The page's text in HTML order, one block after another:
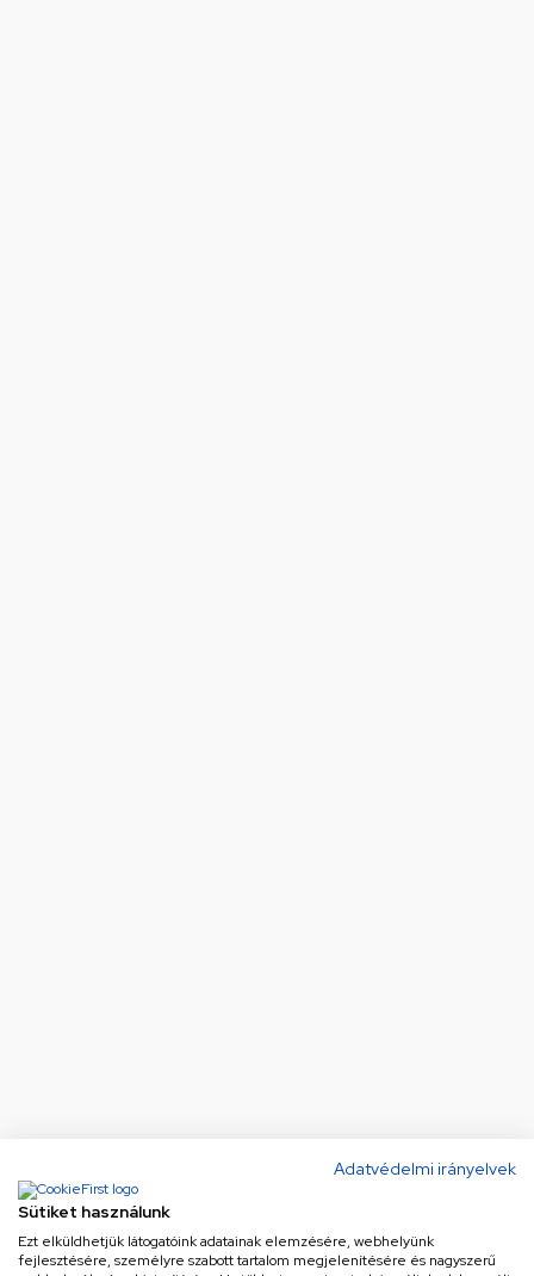
Adatvédelmi irányelvek
Sütiket használunk
Ezt elküldhetjük látogatóink adatainak elemzésére, webhelyünk
fejlesztésére, személyre szabott tartalom megjelenítésére és nagyszerű